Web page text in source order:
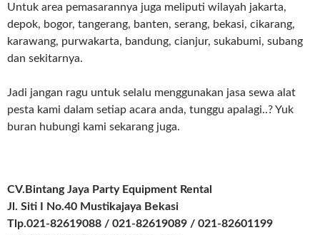
Untuk area pemasarannya juga meliputi wilayah jakarta,
depok, bogor, tangerang, banten, serang, bekasi, cikarang,
karawang, purwakarta, bandung, cianjur, sukabumi, subang
dan sekitarnya.
Jadi jangan ragu untuk selalu menggunakan jasa sewa alat
pesta kami dalam setiap acara anda, tunggu apalagi..? Yuk
buran hubungi kami sekarang juga.
CV.Bintang Jaya Party Equipment Rental
Jl. Siti I No.40 Mustikajaya Bekasi
Tlp.021-82619088 / 021-82619089 / 021-82601199